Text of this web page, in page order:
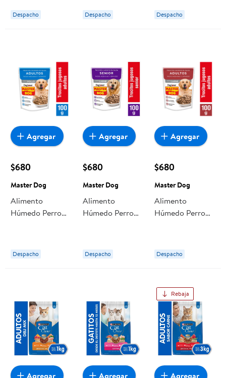
Dog Chow
Despacho
Vegetales Sobre
100 g Champion
Despacho
Carne Pouch 100
g Champion Dog
Despacho
$680
Master Dog
Alimento
Húmedo Perro
Pouch 100 g
Master Dog
Despacho
Agregar
$680
Master Dog
Alimento
Húmedo Perro
Pouch 100 g
Master Dog
Despacho
Agregar
$680
Master Dog
Alimento
Húmedo Perro
Pouch 100 g
Master Dog
Despacho
Agregar
Agregar Agregar
Rebaja
Agregar